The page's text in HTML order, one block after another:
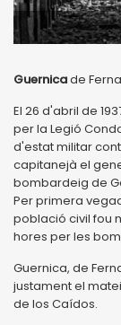
Guernicade
El 26 d'abril de
per la Legió
d'estat militar
capitanejà el
bombardeig de
Per primera
població civil fou
hores per les
Guernica, de
justament el
de los Caídos.